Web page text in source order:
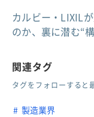
カルビー・LIXIL
のか、裏に潜む“
関連タグ
タグをフォローすると
製造業界